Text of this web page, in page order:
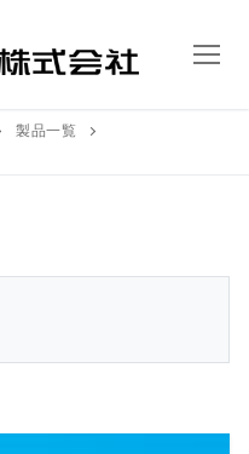
製品一覧